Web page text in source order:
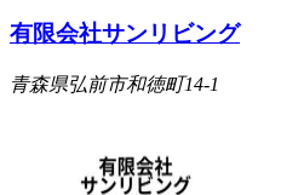
有限会社サンリビング
青森県弘前市和徳町14-1